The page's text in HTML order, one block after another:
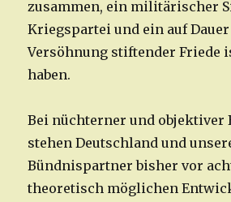
zusammen, ein militärischer
Kriegspartei und ein auf
Versöhnung stiftender Friede
haben.
Bei nüchterner und objektiver
stehen Deutschland und
Bündnispartner bisher vor
theoretisch möglichen